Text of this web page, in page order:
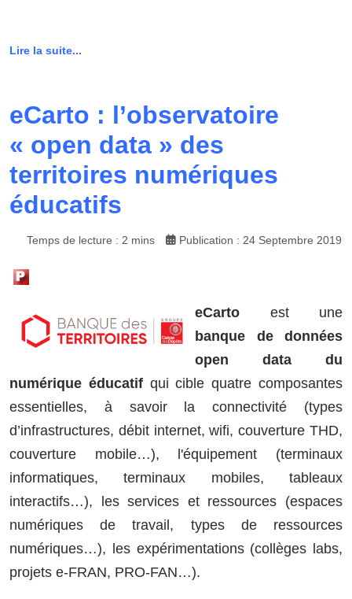
Lire la suite...
eCarto : l’observatoire
« open data » des
territoires numériques
éducatifs
Temps de lecture : 2 mins Publication : 24 Septembre 2019
eCarto est une
banque de données
open data du
numérique éducatifqui cible quatre composantes
essentielles, à savoir la connectivité (types
d’infrastructures, débit internet, wifi, couverture THD,
couverture mobile…), l'équipement (terminaux
informatiques, terminaux mobiles, tableaux
interactifs…), les services et ressources (espaces
numériques de travail, types de ressources
numériques…), les expérimentations (collèges labs,
projets e-FRAN, PRO-FAN…).